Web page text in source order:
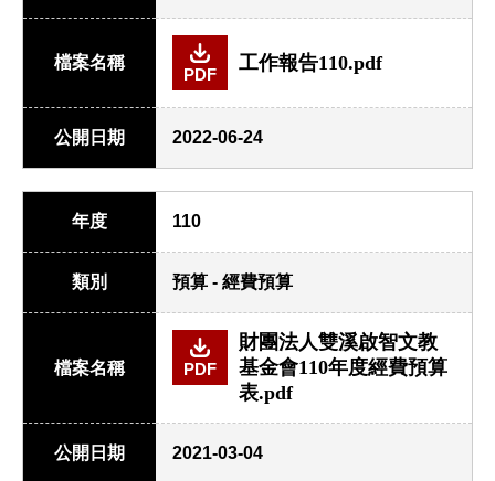
檔案名稱
PDF
工作報告110.pdf
公開日期 2022-06-24
年度 110
類別 預算 - 經費預算
檔案名稱 PDF
財團法人雙溪啟智文教
基金會110年度經費預算
表.pdf
公開日期 2021-03-04